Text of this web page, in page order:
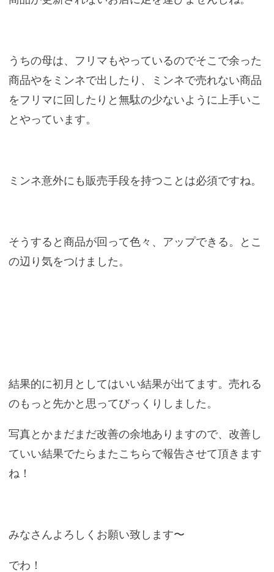
うちの母は、フリマもやっているのでそこで余った
商品やをミンネで出したり、ミンネで売れない商品
をフリマに回したりと無駄の少ないように上手いこ
とやっています。
ミンネ意外にも販売手段を持つことは必須ですね。
そうすると商品が回って色々、アップできる。とこ
の辺り気をつけました。
結果的に初月としてはいい結果が出てます。売れる
のもっと先かと思ってびっくりしました。
写真とかまだまだ改善の余地ありますので、改善し
ていい結果でたらまたこちらで報告させて頂きます
ね！
みなさんよろしくお願い致します〜
でわ！